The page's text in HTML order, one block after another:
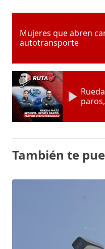
Mujeres que abren
autotransporte
También te